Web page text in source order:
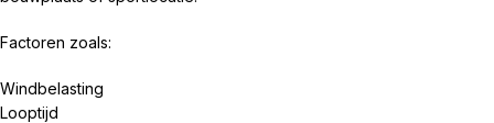
Factoren zoals:
Windbelasting
Looptijd